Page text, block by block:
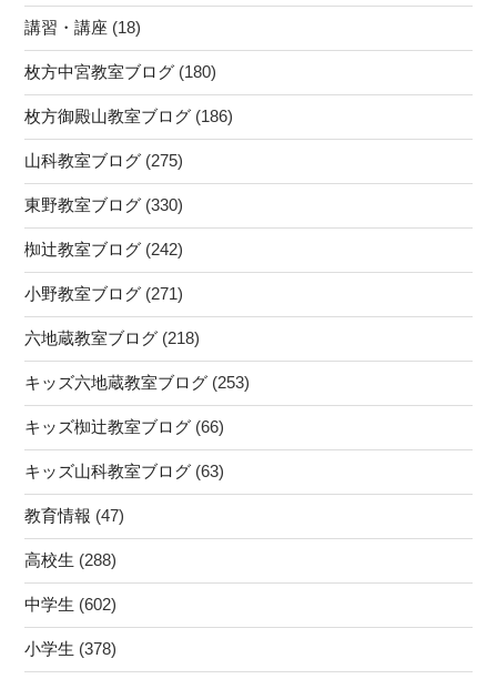
朝
に
あ
り
＠
個
個
塾
山
科
教
室”
の
講習・講座 (18)
枚方中宮教室ブログ (180)
枚方御殿山教室ブログ (186)
山科教室ブログ (275)
東野教室ブログ (330)
椥辻教室ブログ (242)
小野教室ブログ (271)
六地蔵教室ブログ (218)
キッズ六地蔵教室ブログ (253)
キッズ椥辻教室ブログ (66)
キッズ山科教室ブログ (63)
教育情報 (47)
高校生 (288)
中学生 (602)
小学生 (378)